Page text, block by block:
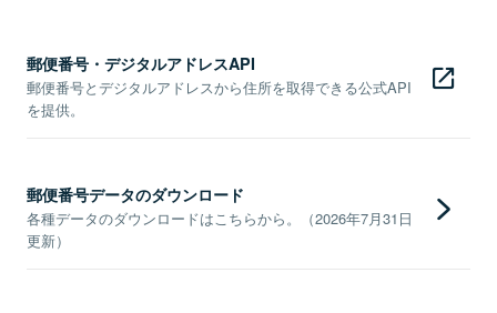
郵便番号・デジタルアドレスAPI
郵便番号とデジタルアドレスから住所を取得できる公式API
を提供。
郵便番号データのダウンロード
各種データのダウンロードはこちらから。（2026年7月31日
更新）